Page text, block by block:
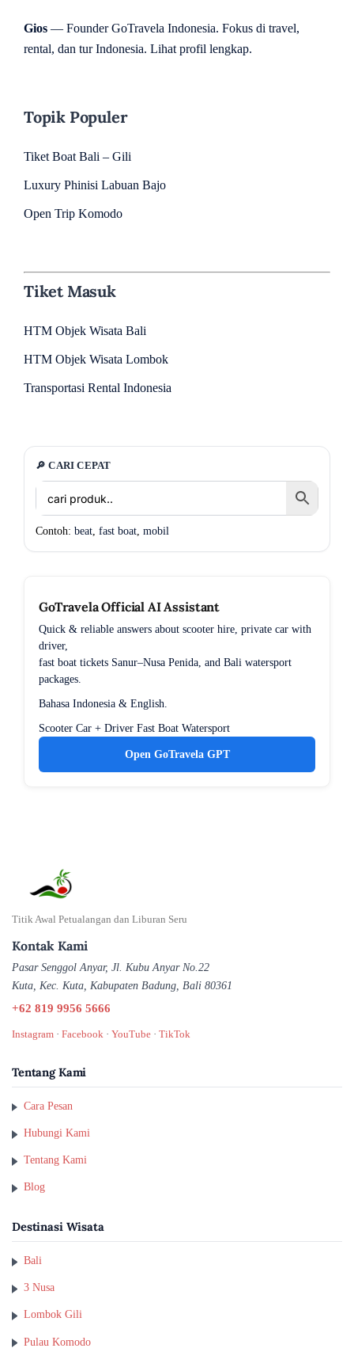
Gios — Founder GoTravela Indonesia. Fokus di travel,
rental, dan tur Indonesia. Lihat profil lengkap.
Topik Populer
Tiket Boat Bali – Gili
Luxury Phinisi Labuan Bajo
Open Trip Komodo
Tiket Masuk
HTM Objek Wisata Bali
HTM Objek Wisata Lombok
Transportasi Rental Indonesia
🔎 CARI CEPAT
Contoh: beat, fast boat, mobil
GoTravela Official AI Assistant
Quick & reliable answers about scooter hire, private car with
driver,
fast boat tickets Sanur–Nusa Penida, and Bali watersport
packages.
Bahasa Indonesia & English.
Scooter Car + Driver Fast Boat Watersport
Open GoTravela GPT
Titik Awal Petualangan dan Liburan Seru
Kontak Kami
Pasar Senggol Anyar, Jl. Kubu Anyar No.22
Kuta, Kec. Kuta, Kabupaten Badung, Bali 80361
+62 819 9956 5666
Instagram · Facebook · YouTube · TikTok
Tentang Kami
Cara Pesan
Hubungi Kami
Tentang Kami
Blog
Destinasi Wisata
Bali
3 Nusa
Lombok Gili
Pulau Komodo